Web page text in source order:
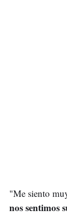
"Me siento
nos sentimos